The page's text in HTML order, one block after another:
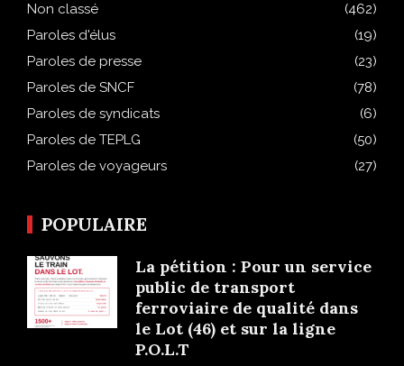
Non classé
(462)
Paroles d'élus
(19)
Paroles de presse
(23)
Paroles de SNCF
(78)
Paroles de syndicats
(6)
Paroles de TEPLG
(50)
Paroles de voyageurs
(27)
POPULAIRE
La pétition : Pour un service
public de transport
ferroviaire de qualité dans
le Lot (46) et sur la ligne
P.O.L.T